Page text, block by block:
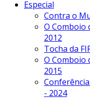
Especial
Contra o
O Comboio
2012
Tocha da
O Comboio
2015
- 2024